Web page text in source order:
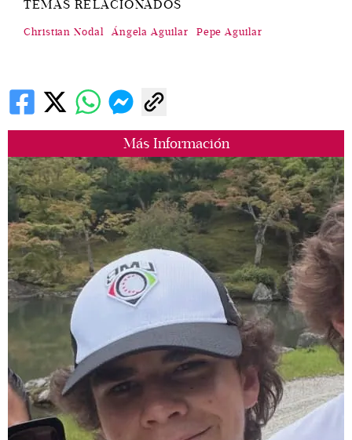
Más Información
TEMAS RELACIONADOS
Christian Nodal Ángela Aguilar Pepe Aguilar